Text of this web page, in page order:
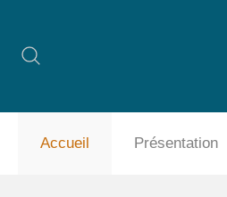
Accueil Présentation